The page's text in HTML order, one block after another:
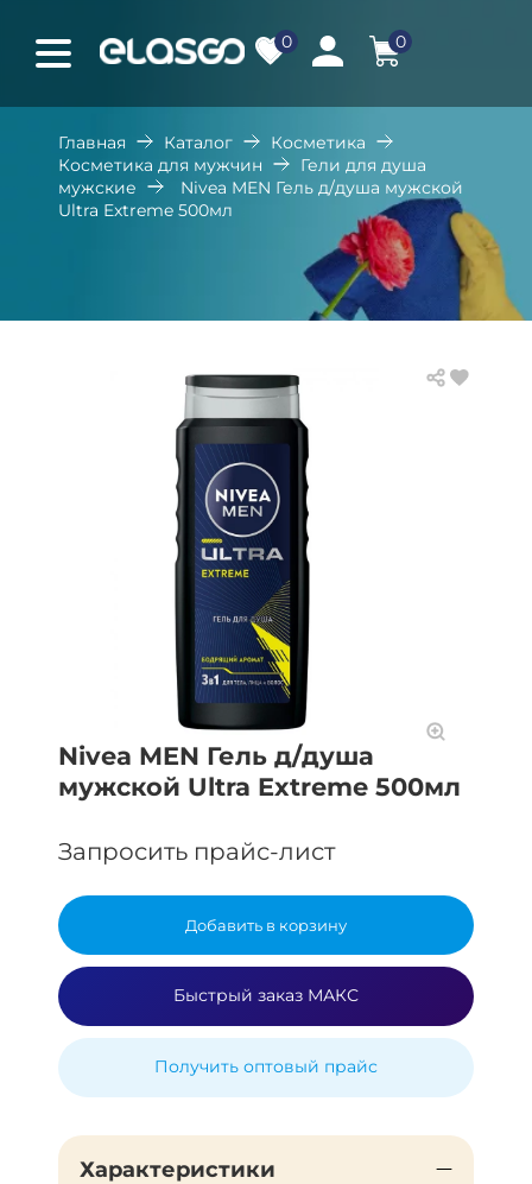
0 0
Главная Каталог
Косметика
Косметика для мужчин
Гели для душа
мужские
Nivea MEN Гель д/душа мужской
Ultra Extreme 500мл
Nivea MEN Гель д/душа
мужской Ultra Extreme 500мл
Запросить прайс-лист
Добавить в корзину
Быстрый заказ МАКС
Получить оптовый прайс
Характеристики